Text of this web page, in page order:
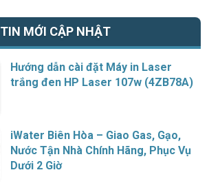
TIN MỚI CẬP NHẬT
Hướng dẫn cài đặt Máy in Laser
trắng đen HP Laser 107w (4ZB78A)
iWater Biên Hòa – Giao Gas, Gạo,
Nước Tận Nhà Chính Hãng, Phục Vụ
Dưới 2 Giờ